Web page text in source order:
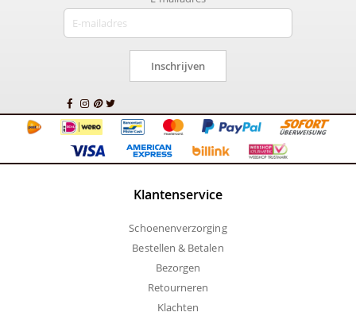
Inschrijven
Klantenservice
Schoenenverzorging
Bestellen & Betalen
Bezorgen
Retourneren
Klachten